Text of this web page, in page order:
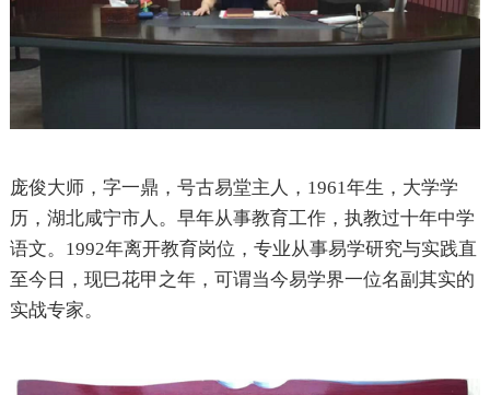
庞俊大师，字一鼎，号古易堂主人，1961年生，大学学
历，湖北咸宁市人。早年从事教育工作，执教过十年中学
语文。1992年离开教育岗位，专业从事易学研究与实践直
至今日，现巳花甲之年，可谓当今易学界一位名副其实的
实战专家。